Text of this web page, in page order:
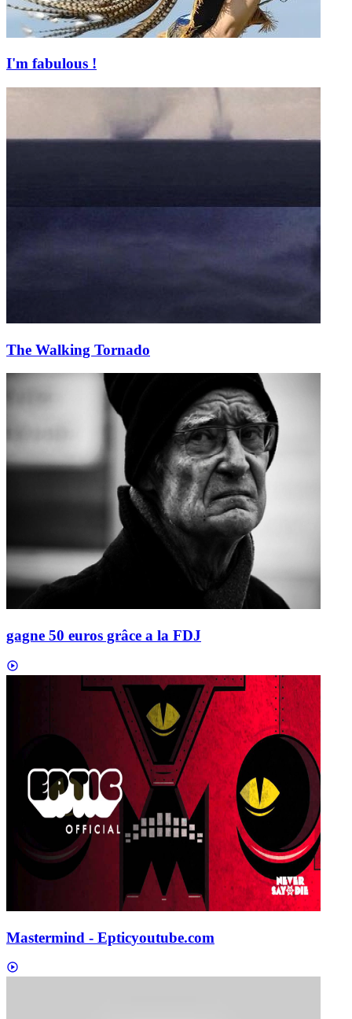
I'm fabulous !
The Walking Tornado
gagne 50 euros grâce a la FDJ
Mastermind - Epticyoutube.com